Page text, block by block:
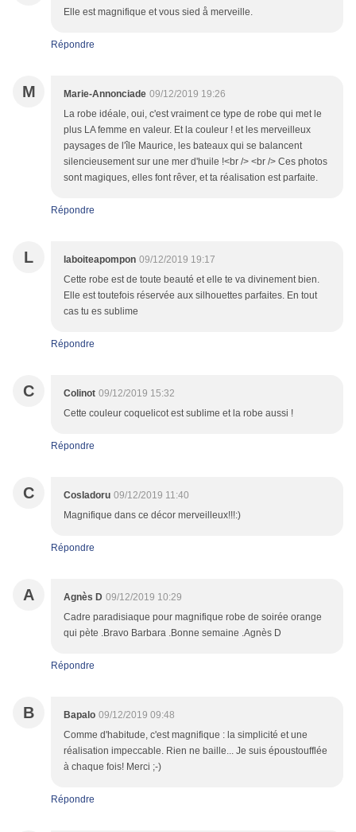
Elle est magnifique et vous sied å merveille.
Répondre
M Marie-Annonciade 09/12/2019 19:26
La robe idéale, oui, c'est vraiment ce type de robe qui met le
plus LA femme en valeur. Et la couleur ! et les merveilleux
paysages de l'île Maurice, les bateaux qui se balancent
silencieusement sur une mer d'huile !<br /> <br /> Ces photos
sont magiques, elles font rêver, et ta réalisation est parfaite.
Répondre
L laboiteapompon 09/12/2019 19:17
Cette robe est de toute beauté et elle te va divinement bien.
Elle est toutefois réservée aux silhouettes parfaites. En tout
cas tu es sublime
Répondre
C Colinot 09/12/2019 15:32
Cette couleur coquelicot est sublime et la robe aussi !
Répondre
C CosIadoru 09/12/2019 11:40
Magnifique dans ce décor merveilleux!!!:)
Répondre
A Agnès D 09/12/2019 10:29
Cadre paradisiaque pour magnifique robe de soirée orange
qui pète .Bravo Barbara .Bonne semaine .Agnès D
Répondre
B Bapalo 09/12/2019 09:48
Comme d'habitude, c'est magnifique : la simplicité et une
réalisation impeccable. Rien ne baille... Je suis époustoufflée
à chaque fois! Merci ;-)
Répondre